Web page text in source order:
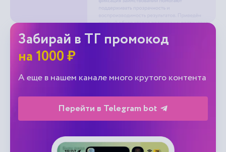
Забирай в ТГ промокод
на 1000 ₽
А еще в нашем канале много крутого контента
Перейти в Telegram bot